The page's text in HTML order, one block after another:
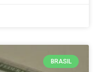
BRASIL